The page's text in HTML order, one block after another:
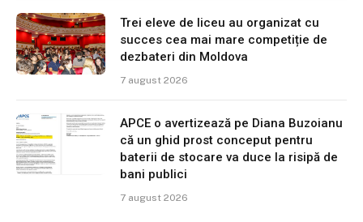
Trei eleve de liceu au organizat cu
succes cea mai mare competiție de
dezbateri din Moldova
7 august 2026
APCE o avertizează pe Diana Buzoianu
că un ghid prost conceput pentru
baterii de stocare va duce la risipă de
bani publici
7 august 2026